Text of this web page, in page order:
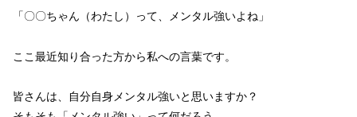
「〇〇ちゃん（わたし）って、メンタル強いよね」
ここ最近知り合った方から私への言葉です。
皆さんは、自分自身メンタル強いと思いますか？